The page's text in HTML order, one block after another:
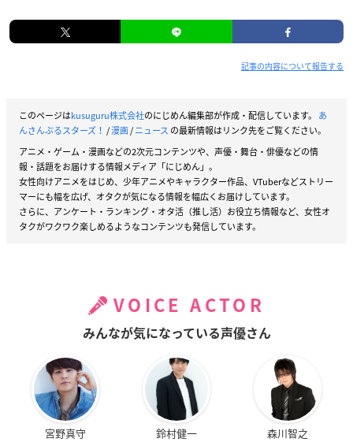
記事の内容について報告する
このページはkusuguru株式会社のにじめん編集部が作成・配信しています。 あ
んさんぶるスターズ！ /漫画/ニュース の最新情報はリンク先をご覧ください。
アニメ・ゲーム・漫画などの2次元コンテンツや、声優・舞台・俳優などの情
報・話題をお届けする情報メディア「にじめん」。
女性向けアニメをはじめ、少年アニメやキャラクター作品、VTuberなどストリー
マーにも幅を広げ、オタクが気になる情報を幅広くお届けしています。
さらに、アンケート・ランキング・オタ活（推し活）お役立ち情報など、女性オ
タクがワクワク楽しめるようなコンテンツも発信しています。
VOICE ACTOR
みんなが気になっている声優さん
宮野真守 鈴村健一 森川智之